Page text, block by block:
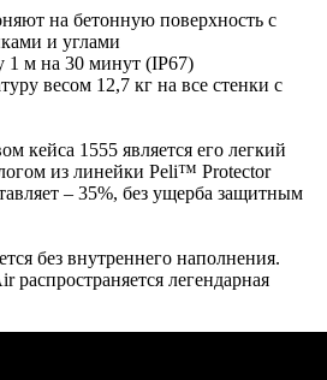
на бетонную поверхность с
и углами
1 м на 30 минут (IP67)
весом 12,7 кг на все стенки с
кейса 1555 является его легкий
из линейки Peli™ Protector
– 35%, без ущерба защитным
без внутреннего наполнения.
легендарная